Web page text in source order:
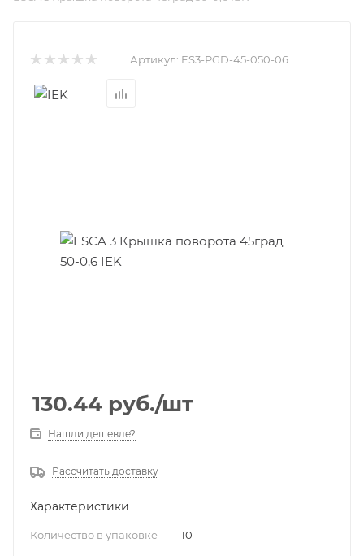
Артикул: ES3-PGD-45-050-06
130.44 руб./шт
Нашли дешевле?
Рассчитать доставку
Характеристики
Количество в упаковке — 10